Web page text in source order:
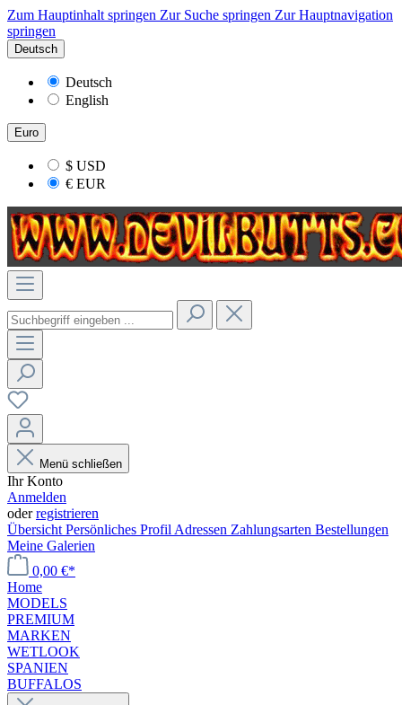
Zum Hauptinhalt springen Zur Suche springen Zur Hauptnavigation
springen
Deutsch
Deutsch
English
Euro
$ USD
€ EUR
Menü schließen
Ihr Konto
Anmelden
oderregistrieren
Übersicht Persönliches Profil Adressen Zahlungsarten Bestellungen
Meine Galerien
0,00 €*
Home
MODELS
PREMIUM
MARKEN
WETLOOK
SPANIEN
BUFFALOS